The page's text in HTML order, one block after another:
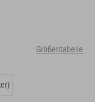
Größentabelle